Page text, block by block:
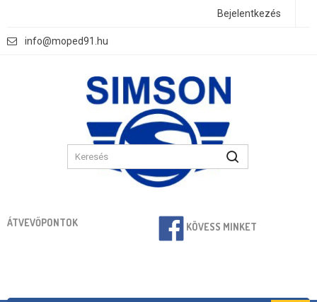
Bejelentkezés
info@moped91.hu
ÁTVEVŐPONTOK KÖVESS MINKET